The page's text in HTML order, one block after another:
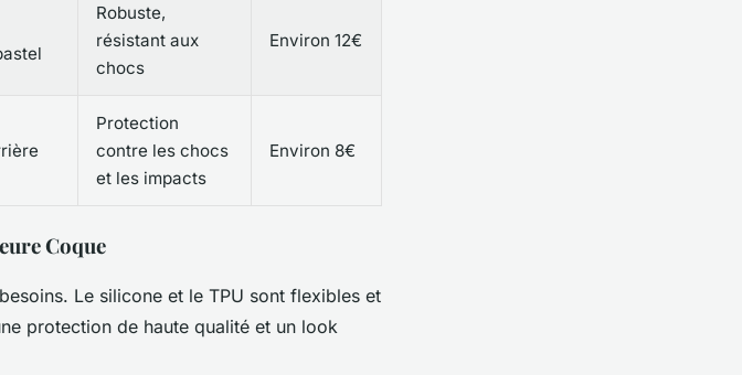
Robuste,
résistant aux
chocs
Environ 12€
Protection
contre les chocs
et les impacts
Environ 8€
Coque
Le silicone et le TPU sont flexibles et
protection de haute qualité et un look